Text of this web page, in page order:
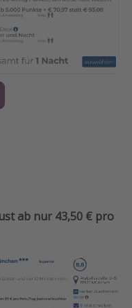
ab nur 43,50 € pro